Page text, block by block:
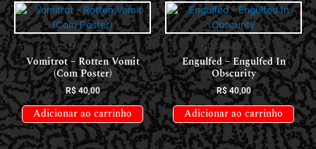
CDS NACIONAIS
Vomitrot – Rotten Vomit
(Com Poster)
R$40,00
Adicionar ao carrinho
CDS NACIONAIS
Engulfed – Engulfed In
Obscurity
R$40,00
Adicionar ao carrinho